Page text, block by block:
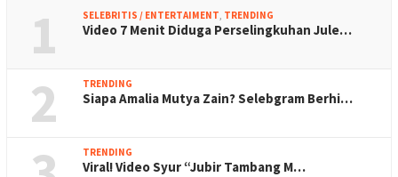
1 SELEBRITIS / ENTERTAIMENT, TRENDING
Video 7 Menit Diduga Perselingkuhan Jule…
2 TRENDING
Siapa Amalia Mutya Zain? Selebgram Berhi…
TRENDING
Viral! Video Syur “Jubir Tambang M…